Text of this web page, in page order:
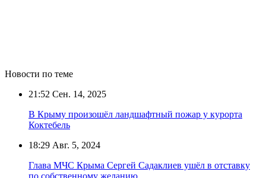
Новости по теме
21:52 Сен. 14, 2025
В Крыму произошёл ландшафтный пожар у курорта
Коктебель
18:29 Авг. 5, 2024
Глава МЧС Крыма Сергей Садаклиев ушёл в отставку
по собственному желанию